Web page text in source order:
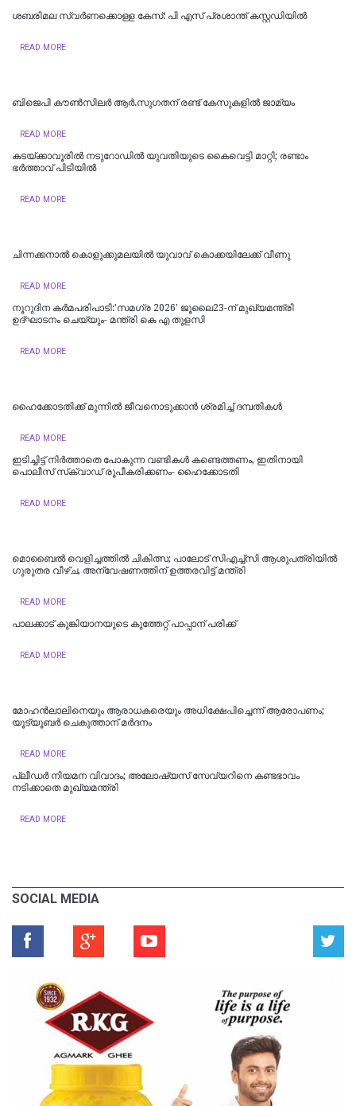
ശബരിമല സ്വര്‍ണക്കൊള്ള കേസ്: പി എസ് പ്രശാന്ത് കസ്റ്റഡിയില്‍
READ MORE
ബിജെപി കൗണ്‍സിലര്‍ ആര്‍.സുഗതന് രണ്ട് കേസുകളില്‍ ജാമ്യം
READ MORE
കടയ്ക്കാവൂരിൽ നടുറോഡില്‍ യുവതിയുടെ കൈവെട്ടി മാറ്റി; രണ്ടാം
ഭര്‍ത്താവ് പിടിയിൽ
READ MORE
ചിന്നക്കനാൽ കൊളുക്കുമലയില്‍ യുവാവ് കൊക്കയിലേക്ക് വീണു
READ MORE
നൂറുദിന കർമപരിപാടി:'സമഗ്ര 2026' ജൂലൈ23-ന് മുഖ്യമന്ത്രി
ഉദ്ഘാടനം ചെയ്യും- മന്ത്രി കെ എ തുളസി
READ MORE
ഹൈക്കോടതിക്ക് മുന്നില്‍ ജീവനൊടുക്കാന്‍ ശ്രമിച്ച് ദമ്പതികള്‍
READ MORE
ഇടിച്ചിട്ട് നിര്‍ത്താതെ പോകുന്ന വണ്ടികള്‍ കണ്ടെത്തണം, ഇതിനായി
പൊലീസ് സ്‌ക്വാഡ് രൂപീകരിക്കണം- ഹൈക്കോടതി
READ MORE
മൊബൈൽ വെളിച്ചത്തിൽ ചികിത്സ; പാലോട് സിഎച്ച്‍സി ആശുപത്രിയിൽ
ഗുരുതര വീഴ്ച, അന്വേഷണത്തിന് ഉത്തരവിട്ട് മന്ത്രി
READ MORE
പാലക്കാട് കുങ്കിയാനയുടെ കുത്തേറ്റ് പാപ്പാന് പരിക്ക്
READ MORE
മോഹൻലാലിനെയും ആരാധകരെയും അധിക്ഷേപിച്ചെന്ന് ആരോപണം;
യൂട്യൂബർ ചെകുത്താന് മർദനം
READ MORE
പ്ലീഡർ നിയമന വിവാദം; അലോഷ്യസ് സേവ്യറിനെ കണ്ടഭാവം
നടിക്കാതെ മുഖ്യമന്ത്രി
READ MORE
SOCIAL MEDIA